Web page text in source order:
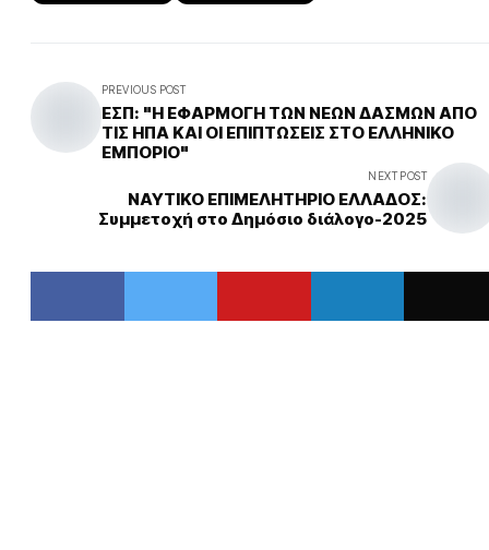
PREVIOUS POST
ΕΣΠ: "Η ΕΦΑΡΜΟΓΗ ΤΩΝ ΝΕΩΝ ΔΑΣΜΩΝ ΑΠΟ
ΤΙΣ ΗΠΑ ΚΑΙ ΟΙ ΕΠΙΠΤΩΣΕΙΣ ΣΤΟ ΕΛΛΗΝΙΚΟ
ΕΜΠΟΡΙΟ"
NEXT POST
ΝΑΥΤΙΚΟ ΕΠΙΜΕΛΗΤΗΡΙΟ ΕΛΛΑΔΟΣ:
Συμμετοχή στο Δημόσιο διάλογο-2025